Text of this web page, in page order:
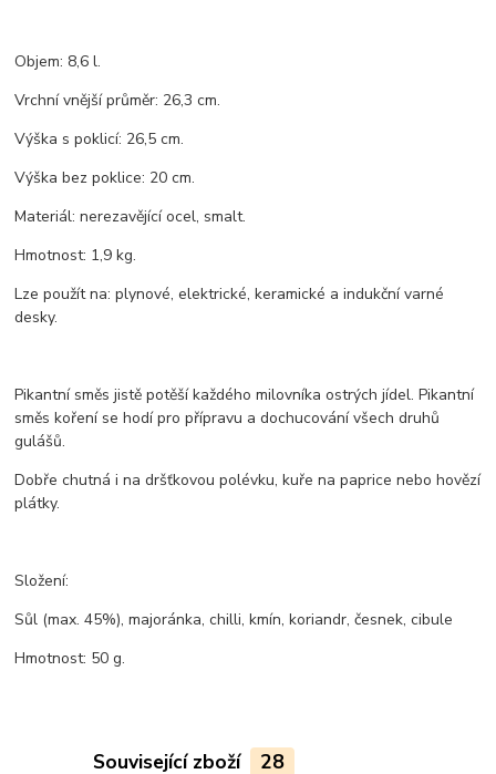
Objem: 8,6 l.
Vrchní vnější průměr: 26,3 cm.
Výška s poklicí: 26,5 cm.
Výška bez poklice: 20 cm.
Materiál: nerezavějící ocel, smalt.
Hmotnost: 1,9 kg.
Lze použít na: plynové, elektrické, keramické a indukční varné
desky.
Pikantní směs jistě potěší každého milovníka ostrých jídel. Pikantní
směs koření se hodí pro přípravu a dochucování všech druhů
gulášů.
Dobře chutná i na dršťkovou polévku, kuře na paprice nebo hovězí
plátky.
Složení:
Sůl (max. 45%), majoránka, chilli, kmín, koriandr, česnek, cibule
Hmotnost: 50 g.
Související zboží 28